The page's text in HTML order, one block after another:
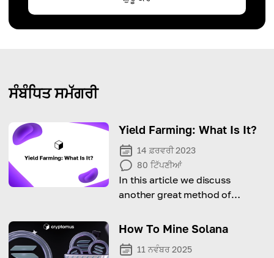
ਸੰਬੰਧਿਤ ਸਮੱਗਰੀ
Yield Farming: What Is It?
14 ਫ਼ਰਵਰੀ 2023
80 ਟਿੱਪਣੀਆਂ
In this article we discuss
another great method of
crypto.
How To Mine Solana
11 ਨਵੰਬਰ 2025